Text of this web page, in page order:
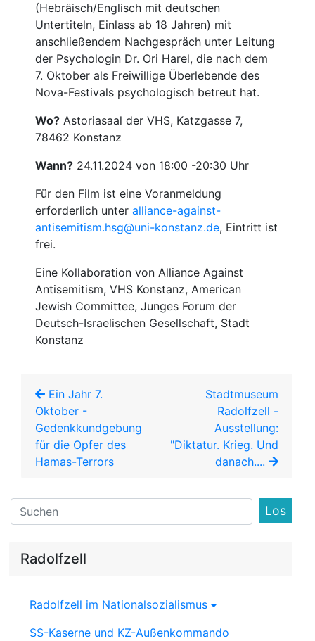
(Hebräisch/Englisch mit deutschen
Untertiteln, Einlass ab 18 Jahren) mit
anschließendem Nachgespräch unter Leitung
der Psychologin Dr. Ori Harel, die nach dem
7. Oktober als Freiwillige Überlebende des
Nova-Festivals psychologisch betreut hat.
Wo? Astoriasaal der VHS, Katzgasse 7,
78462 Konstanz
Wann? 24.11.2024 von 18:00 -20:30 Uhr
Für den Film ist eine Voranmeldung
erforderlich unter alliance-against-
antisemitism.hsg@uni-konstanz.de, Eintritt ist
frei.
Eine Kollaboration von Alliance Against
Antisemitism, VHS Konstanz, American
Jewish Committee, Junges Forum der
Deutsch-Israelischen Gesellschaft, Stadt
Konstanz
Ein Jahr 7.
Oktober -
Gedenkkundgebung
für die Opfer des
Hamas-Terrors
Stadtmuseum
Radolfzell -
Ausstellung:
"Diktatur. Krieg. Und
danach....
Find
Radolfzell
Radolfzell im Nationalsozialismus
SS-Kaserne und KZ-Außenkommando